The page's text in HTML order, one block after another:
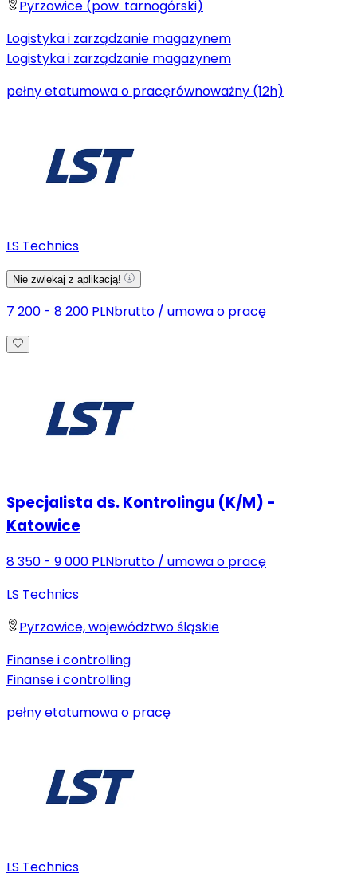
Pyrzowice (pow. tarnogórski)
Logistyka i zarządzanie magazynem
Logistyka i zarządzanie magazynem
pełny etatumowa o pracęrównoważny (12h)
LS Technics
Nie zwlekaj z aplikacją!
7 200 - 8 200 PLNbrutto / umowa o pracę
Specjalista ds. Kontrolingu (K/M) -
Katowice
8 350 - 9 000 PLNbrutto / umowa o pracę
LS Technics
Pyrzowice, województwo śląskie
Finanse i controlling
Finanse i controlling
pełny etatumowa o pracę
LS Technics